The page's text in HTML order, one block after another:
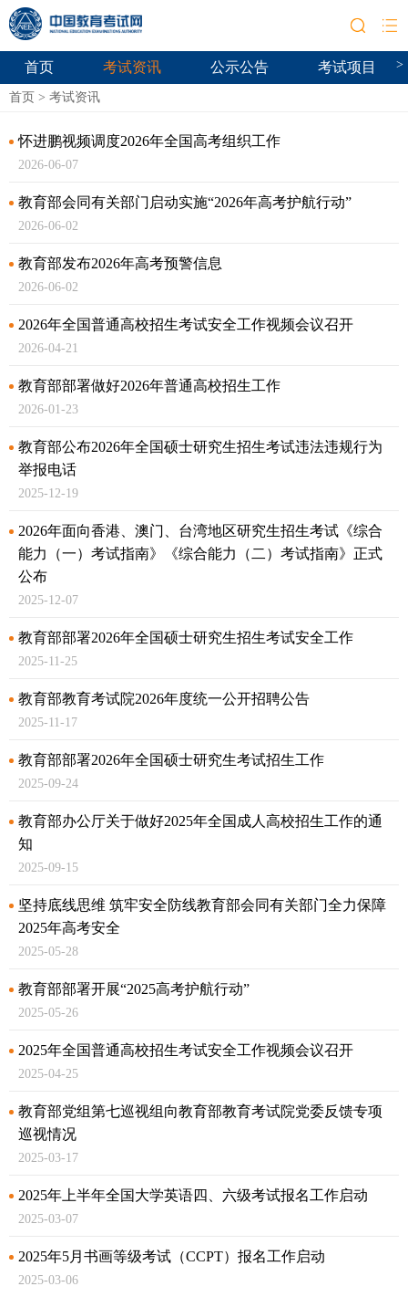
首页 考试资讯 公示公告 考试项目 >
首页 > 考试资讯
怀进鹏视频调度2026年全国高考组织工作
2026-06-07
教育部会同有关部门启动实施“2026年高考护航行动”
2026-06-02
教育部发布2026年高考预警信息
2026-06-02
2026年全国普通高校招生考试安全工作视频会议召开
2026-04-21
教育部部署做好2026年普通高校招生工作
2026-01-23
教育部公布2026年全国硕士研究生招生考试违法违规行为
举报电话
2025-12-19
2026年面向香港、澳门、台湾地区研究生招生考试《综合
能力（一）考试指南》
《综合能力（二）考试指南》正式
公布
2025-12-07
教育部部署2026年全国硕士研究生招生考试安全工作
2025-11-25
教育部教育考试院2026年度统一公开招聘公告
2025-11-17
教育部部署2026年全国硕士研究生考试招生工作
2025-09-24
教育部办公厅关于做好2025年全国成人高校招生工作的通
知
2025-09-15
坚持底线思维 筑牢安全防线教育部会同有关部门全力保障
2025年高考安全
2025-05-28
教育部部署开展“2025高考护航行动”
2025-05-26
2025年全国普通高校招生考试安全工作视频会议召开
2025-04-25
教育部党组第七巡视组向教育部教育考试院党委反馈专项
巡视情况
2025-03-17
2025年上半年全国大学英语四、六级考试报名工作启动
2025-03-07
2025年5月书画等级考试（CCPT）报名工作启动
2025-03-06